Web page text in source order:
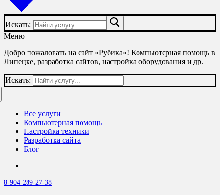
Искать:
Меню
Добро пожаловать на сайт «Рубика»! Компьютерная помощь в
Липецке, разработка сайтов, настройка оборудования и др.
Искать:
Все услуги
Компьютерная помощь
Настройка техники
Разработка сайта
Блог
8-904-289-27-38